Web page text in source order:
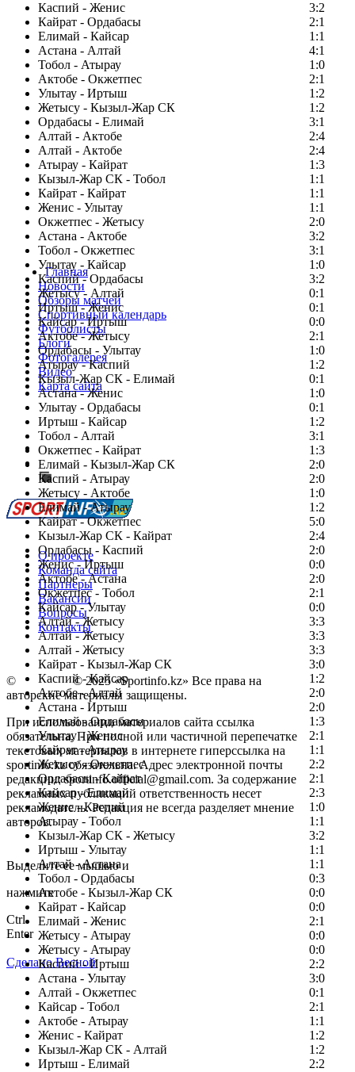
Каспий - Женис
3:2
Кайрат - Ордабасы
2:1
Елимай - Кайсар
1:1
Астана - Алтай
4:1
Тобол - Атырау
1:0
Актобе - Окжетпес
2:1
Улытау - Иртыш
1:2
Жетысу - Кызыл-Жар СК
1:2
Ордабасы - Елимай
3:1
Алтай - Актобе
2:4
Алтай - Актобе
2:4
Атырау - Кайрат
1:3
Кызыл-Жар СК - Тобол
1:1
Кайрат - Кайрат
1:1
Женис - Улытау
1:1
Окжетпес - Жетысу
2:0
Астана - Актобе
3:2
Тобол - Окжетпес
3:1
Улытау - Кайсар
1:0
Каспий - Ордабасы
3:2
Жетысу - Алтай
0:1
Иртыш - Женис
0:1
Кайсар - Иртыш
0:0
Актобе - Жетысу
2:1
Ордабасы - Улытау
1:0
Атырау - Каспий
1:2
Кызыл-Жар СК - Елимай
0:1
Астана - Женис
1:0
Улытау - Ордабасы
0:1
Иртыш - Кайсар
1:2
Тобол - Алтай
3:1
Окжетпес - Кайрат
1:3
Елимай - Кызыл-Жар СК
2:0
Каспий - Атырау
2:0
Жетысу - Актобе
1:0
Елимай - Атырау
1:2
Кайрат - Окжетпес
5:0
Кызыл-Жар СК - Кайрат
2:4
Ордабасы - Каспий
2:0
Женис - Иртыш
0:0
Актобе - Астана
2:0
Окжетпес - Тобол
2:1
Кайсар - Улытау
0:0
Алтай - Жетысу
3:3
Алтай - Жетысу
3:3
Алтай - Жетысу
3:3
Кайрат - Кызыл-Жар СК
3:0
Каспий - Кайсар
1:2
Актобе - Алтай
2:0
Астана - Иртыш
2:0
Елимай - Ордабасы
1:3
Улытау - Женис
2:1
Кайрат - Атырау
1:1
Жетысу - Окжетпес
2:2
Ордабасы - Кайрат
2:1
Кайсар - Елимай
2:3
Женис - Каспий
1:0
Атырау - Тобол
1:1
Кызыл-Жар СК - Жетысу
3:2
Иртыш - Улытау
1:1
Алтай - Астана
1:1
Тобол - Ордабасы
0:3
Актобе - Кызыл-Жар СК
0:0
Кайрат - Кайсар
0:0
Елимай - Женис
2:1
Жетысу - Атырау
0:0
Жетысу - Атырау
0:0
Каспий - Иртыш
2:2
Астана - Улытау
3:0
Алтай - Окжетпес
0:1
Кайсар - Тобол
2:1
Актобе - Атырау
1:1
Женис - Кайрат
1:2
Кызыл-Жар СК - Алтай
1:2
Иртыш - Елимай
2:2
Главная
Новости
Обзоры матчей
Спортивный календарь
Футболисты
Блоги
Фотогалерея
Видео
Карта сайта
Есть идея?
Сообщить о мероприятии
Перейти на старый сайт
О проекте
Команда сайта
Партнеры
Вакансии
Вопросы
Контакты
© Copyright© 2025 «Sportinfo.kz» Все права на
авторские материалы защищены.
При использовании материалов сайта ссылка
обязательна. При полной или частичной перепечатке
текстовых материалов в интернете гиперссылка на
sportinfo.kz обязательна. Адрес электронной почты
редакции: sportinfo.official@gmail.com. За содержание
рекламных публикаций ответственность несет
рекламодатель. Редакция не всегда разделяет мнение
авторов.
Заметили ошибку в тексте?
Выделите ее мышью и
нажмите
Ctrl
Enter
Сделано Весной